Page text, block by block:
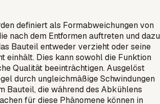
definiert als Formabweichungen von
nach dem Entformen auftreten und dazu
Bauteil entweder verzieht oder seine
einhält. Dies kann sowohl die Funktion
Qualität beeinträchtigen. Ausgelöst
durch ungleichmäßige Schwindungen
Bauteil, die während des Abkühlens
für diese Phänomene können in